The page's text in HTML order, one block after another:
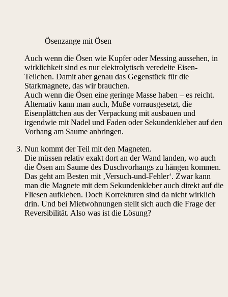
Ösenzange mit Ösen
Auch wenn die Ösen wie Kupfer oder Messing aussehen, in
wirklichkeit sind es nur elektrolytisch veredelte Eisen-
Teilchen. Damit aber genau das Gegenstück für die
Starkmagnete, das wir brauchen.
Auch wenn die Ösen eine geringe Masse haben – es reicht.
Alternativ kann man auch, Muße vorrausgesetzt, die
Eisenplättchen aus der Verpackung mit ausbauen und
irgendwie mit Nadel und Faden oder Sekundenkleber auf den
Vorhang am Saume anbringen.
Nun kommt der Teil mit den Magneten.
Die müssen relativ exakt dort an der Wand landen, wo auch
die Ösen am Saume des Duschvorhangs zu hängen kommen.
Das geht am Besten mit ‚Versuch-und-Fehler‘. Zwar kann
man die Magnete mit dem Sekundenkleber auch direkt auf die
Fliesen aufkleben. Doch Korrekturen sind da nicht wirklich
drin. Und bei Mietwohnungen stellt sich auch die Frage der
Reversibilität. Also was ist die Lösung?